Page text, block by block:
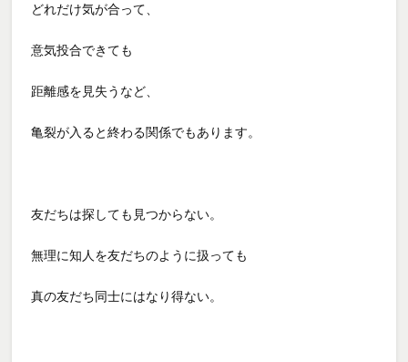
どれだけ気が合って、
意気投合できても
距離感を見失うなど、
亀裂が入ると終わる関係でもあります。
友だちは探しても見つからない。
無理に知人を友だちのように扱っても
真の友だち同士にはなり得ない。